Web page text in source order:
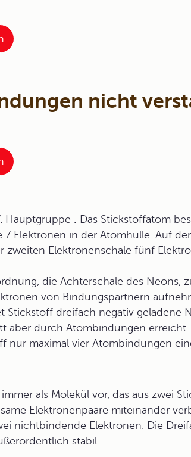
nicht
Hauptgruppe . Das Stickstoffatom
Elektronen in der Atomhülle. Auf
zweiten Elektronenschale fünf
die Achterschale des Neons,
von Bindungspartnern
Stickstoff dreifach negativ geladene
aber durch Atombindungen erreicht.
nur maximal vier Atombindungen
als Molekül vor, das aus zwei
Elektronenpaare miteinander
nichtbindende Elektronen. Die
stabil.